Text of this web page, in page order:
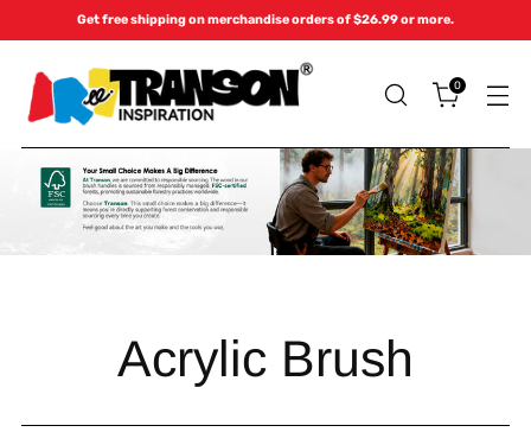
Get free shipping on merchandise orders of $26.99 or more.
0
Acrylic Brush